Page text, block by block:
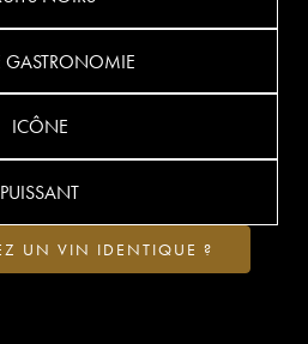
GASTRONOMIE
ICÔNE
PUISSANT
UN VIN IDENTIQUE ?